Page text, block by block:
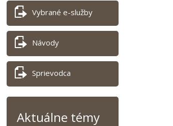
Vybrané e-služby
Návody
Sprievodca
Aktuálne témy